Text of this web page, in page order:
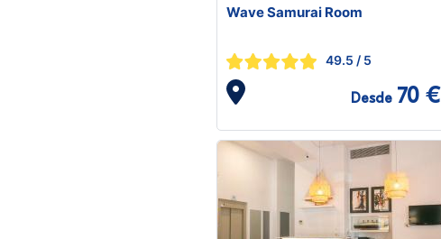
Wave Samurai Room
49.5 / 5
Desde 70 €